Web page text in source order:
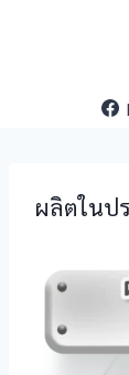
ผลิตในปร